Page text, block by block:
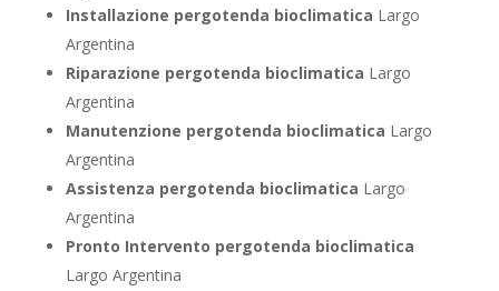
Installazione pergotenda bioclimatica Largo
Argentina
Riparazione pergotenda bioclimatica Largo
Argentina
Manutenzione pergotenda bioclimatica Largo
Argentina
Assistenza pergotenda bioclimatica Largo
Argentina
Pronto Intervento pergotenda bioclimatica
Largo Argentina